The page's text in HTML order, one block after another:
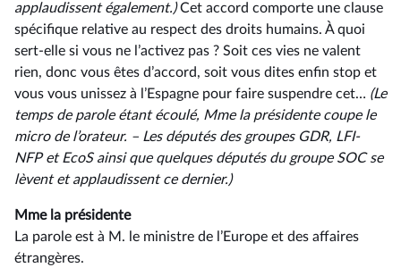
applaudissent également.)Cet accord comporte une clause
spécifique relative au respect des droits humains. À quoi
sert-elle si vous ne l’activez pas ? Soit ces vies ne valent
rien, donc vous êtes d’accord, soit vous dites enfin stop et
vous vous unissez à l’Espagne pour faire suspendre cet… (Le
temps de parole étant écoulé, Mme la présidente coupe le
micro de l’orateur. –⁠ Les députés des groupes GDR, LFI-
NFP et EcoS ainsi que quelques députés du groupe SOC se
lèvent et applaudissent ce dernier.)
Mme la présidente
La parole est à M. le ministre de l’Europe et des affaires
étrangères.